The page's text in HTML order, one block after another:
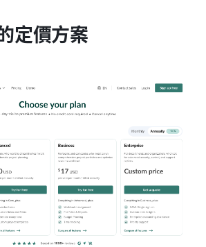
定價方案